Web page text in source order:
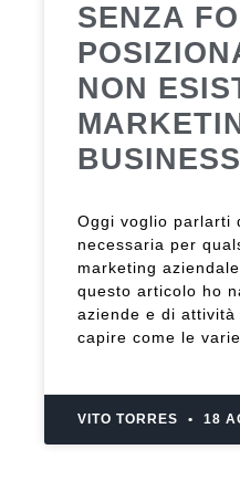
SENZA
NON
BUSINESS
Oggi voglio parlarti
necessaria per
marketing
questo articolo ho
aziende e di attività
capire come le
VITO TORRES 18